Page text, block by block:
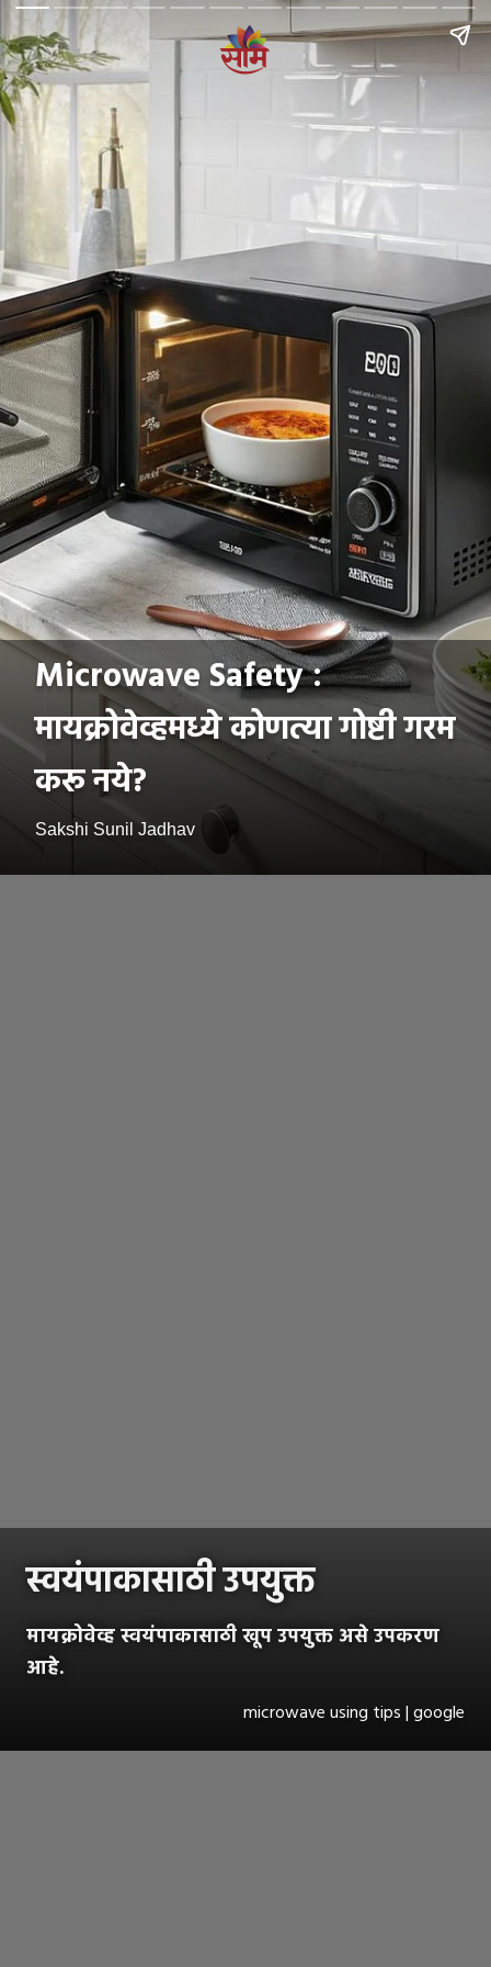
Microwave Safety :
मायक्रोवेव्हमध्ये कोणत्या गोष्टी गरम
करू नये?
Sakshi Sunil Jadhav
स्वयंपाकासाठी उपयुक्त
मायक्रोवेव्ह स्वयंपाकासाठी खूप उपयुक्त असे उपकरण
आहे.
microwave using tips | google